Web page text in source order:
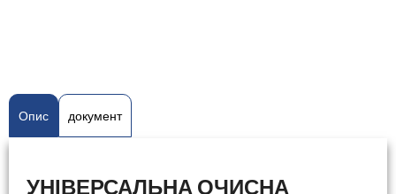
Опис документ
УНІВЕРСАЛЬНА ОЧИСНА